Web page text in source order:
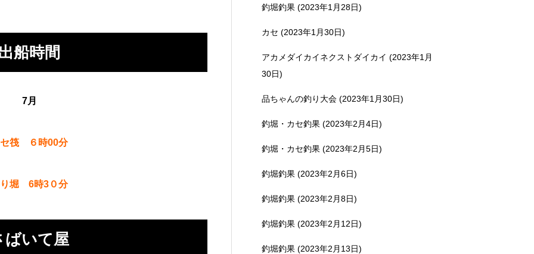
船時間
7月
筏 ６時00分
堀 6時3０分
ばいて屋
釣堀釣果 (2023年1月28日)
カセ (2023年1月30日)
アカメダイカイネクストダイカイ (2023年1月
30日)
品ちゃんの釣り大会 (2023年1月30日)
釣堀・カセ釣果 (2023年2月4日)
釣堀・カセ釣果 (2023年2月5日)
釣堀釣果 (2023年2月6日)
釣堀釣果 (2023年2月8日)
釣堀釣果 (2023年2月12日)
釣堀釣果 (2023年2月13日)